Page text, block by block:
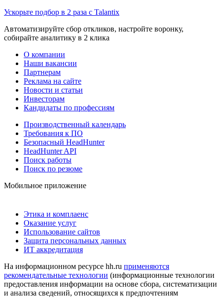
Ускорьте подбор в 2 раза с Talantix
Автоматизируйте сбор откликов, настройте воронку,
собирайте аналитику в 2 клика
О компании
Наши вакансии
Партнерам
Реклама на сайте
Новости и статьи
Инвесторам
Кандидаты по профессиям
Производственный календарь
Требования к ПО
Безопасный HeadHunter
HeadHunter API
Поиск работы
Поиск по резюме
Мобильное приложение
Этика и комплаенс
Оказание услуг
Использование сайтов
Защита персональных данных
ИТ аккредитация
На информационном ресурсе hh.ru применяются
рекомендательные технологии (информационные технологии
предоставления информации на основе сбора, систематизации
и анализа сведений, относящихся к предпочтениям